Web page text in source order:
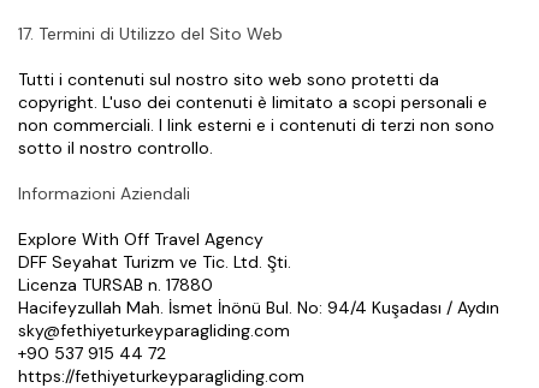
17. Termini di Utilizzo del Sito Web
Tutti i contenuti sul nostro sito web sono protetti da
copyright. L'uso dei contenuti è limitato a scopi personali e
non commerciali. I link esterni e i contenuti di terzi non sono
sotto il nostro controllo.
Informazioni Aziendali
Explore With Off Travel Agency
DFF Seyahat Turizm ve Tic. Ltd. Şti.
Licenza TURSAB n. 17880
Hacifeyzullah Mah. İsmet İnönü Bul. No: 94/4 Kuşadası / Aydın
sky@fethiyeturkeyparagliding.com
+90 537 915 44 72
https://fethiyeturkeyparagliding.com